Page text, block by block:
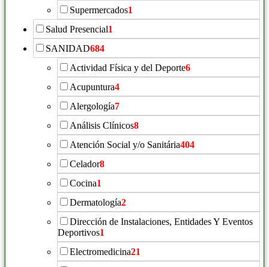
Supermercados1
Salud Presencial1
SANIDAD684
Actividad Física y del Deporte6
Acupuntura4
Alergología7
Análisis Clínicos8
Atención Social y/o Sanitária404
Celador8
Cocina1
Dermatología2
Dirección de Instalaciones, Entidades Y Eventos
Deportivos1
Electromedicina21